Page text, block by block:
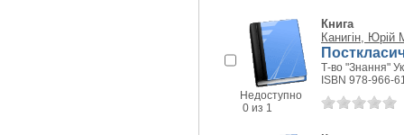
Недоступно
0 из 1
Книга
Канигін, Юрій
Т-во "Знання"
ISBN 978-966-